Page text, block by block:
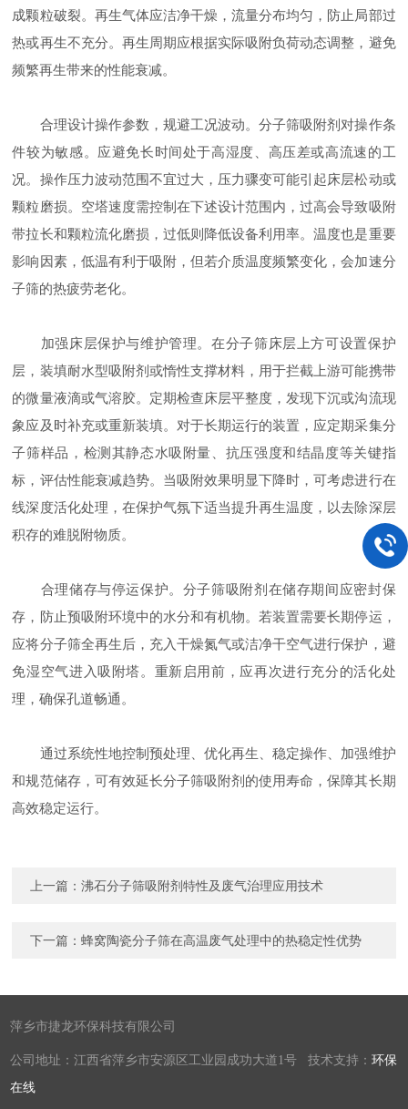
成颗粒破裂。再生气体应洁净干燥，流量分布均匀，防止局部过
热或再生不充分。再生周期应根据实际吸附负荷动态调整，避免
频繁再生带来的性能衰减。
合理设计操作参数，规避工况波动。分子筛吸附剂对操作条
件较为敏感。应避免长时间处于高湿度、高压差或高流速的工
况。操作压力波动范围不宜过大，压力骤变可能引起床层松动或
颗粒磨损。空塔速度需控制在下述设计范围内，过高会导致吸附
带拉长和颗粒流化磨损，过低则降低设备利用率。温度也是重要
影响因素，低温有利于吸附，但若介质温度频繁变化，会加速分
子筛的热疲劳老化。
加强床层保护与维护管理。在分子筛床层上方可设置保护
层，装填耐水型吸附剂或惰性支撑材料，用于拦截上游可能携带
的微量液滴或气溶胶。定期检查床层平整度，发现下沉或沟流现
象应及时补充或重新装填。对于长期运行的装置，应定期采集分
子筛样品，检测其静态水吸附量、抗压强度和结晶度等关键指
标，评估性能衰减趋势。当吸附效果明显下降时，可考虑进行在
线深度活化处理，在保护气氛下适当提升再生温度，以去除深层
积存的难脱附物质。
合理储存与停运保护。分子筛吸附剂在储存期间应密封保
存，防止预吸附环境中的水分和有机物。若装置需要长期停运，
应将分子筛全再生后，充入干燥氮气或洁净干空气进行保护，避
免湿空气进入吸附塔。重新启用前，应再次进行充分的活化处
理，确保孔道畅通。
通过系统性地控制预处理、优化再生、稳定操作、加强维护
和规范储存，可有效延长分子筛吸附剂的使用寿命，保障其长期
高效稳定运行。
上一篇：沸石分子筛吸附剂特性及废气治理应用技术
下一篇：蜂窝陶瓷分子筛在高温废气处理中的热稳定性优势
萍乡市捷龙环保科技有限公司
公司地址：江西省萍乡市安源区工业园成功大道1号 技术支持：环保
在线